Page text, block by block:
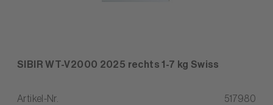
SIBIR WT-V2000 2025 rechts 1-7 kg Swiss
Artikel-Nr. 517980